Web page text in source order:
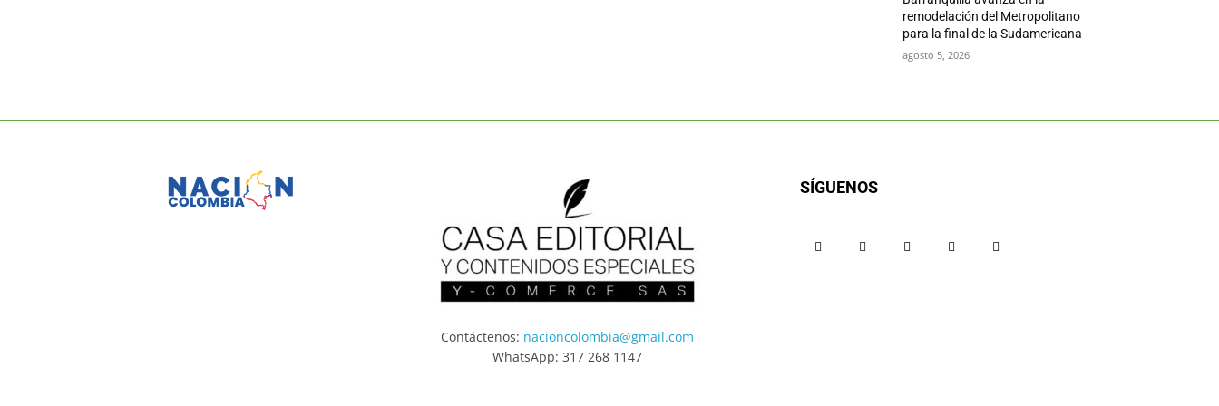
remodelación del Metropolitano
para la final de la Sudamericana
agosto 5, 2026
Contáctenos: nacioncolombia@gmail.com
WhatsApp: 317 268 1147
SÍGUENOS